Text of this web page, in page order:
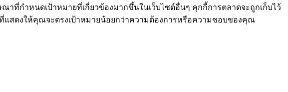
ที่กำหนดเป้าหมายที่เกี่ยวข้องมากขึ้นในเว็บไซต์อื่นๆ คุกกี้การตลาดจะถูกเก็บไว้
สดงให้คุณจะตรงเป้าหมายน้อยกว่าความต้องการหรือความชอบของคุณ